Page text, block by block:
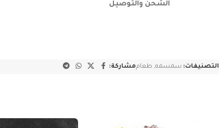
الشحن والتوصيل
التصنيفات: سمسمه, طعاممشاركة: